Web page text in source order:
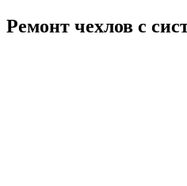
Ремонт чехлов с